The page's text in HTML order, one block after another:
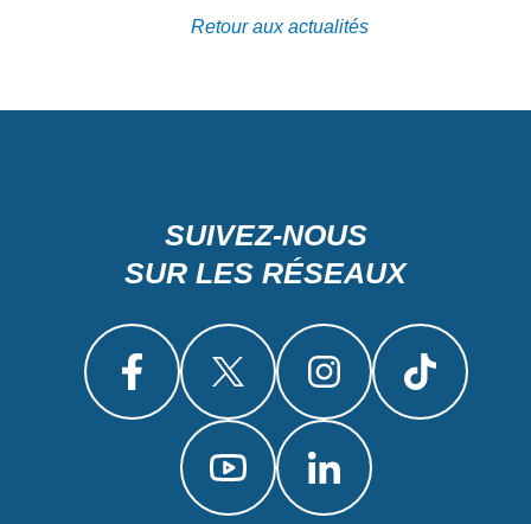
Retour aux actualités
SUIVEZ-NOUS
SUR LES RÉSEAUX